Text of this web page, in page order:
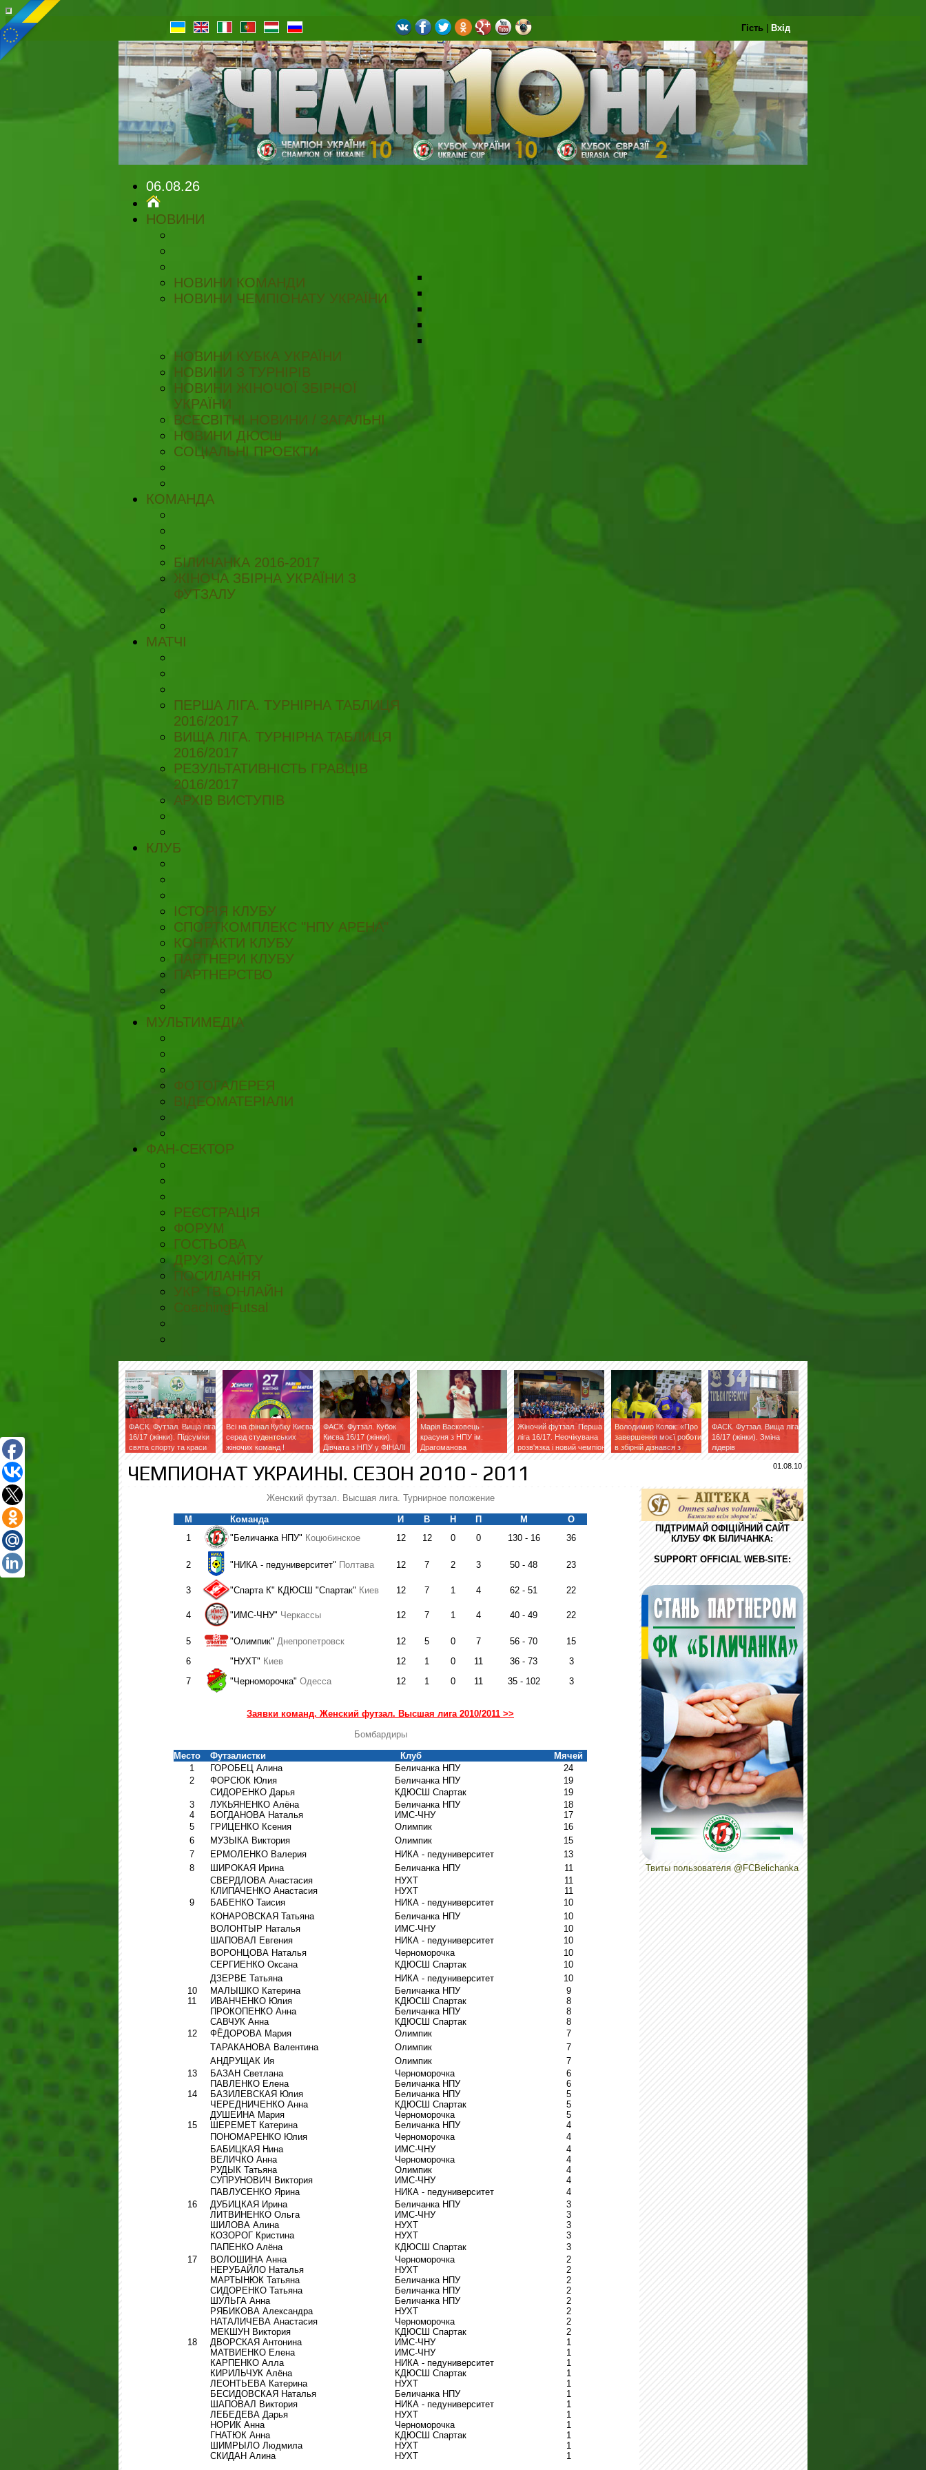
Гість Вхід
06.08.26
НОВИНИ
НОВИНИ КОМАНДИ
НОВИНИ ЧЕМПІОНАТУ УКРАЇНИ
НОВИНИ КУБКА УКРАЇНИ
НОВИНИ З ТУРНІРІВ
НОВИНИ ЖІНОЧОЇ ЗБІРНОЇ
УКРАЇНИ
ВСЕСВІТНІ НОВИНИ / ЗАГАЛЬНІ
НОВИНИ ДЮСШ
СОЦІАЛЬНІ ПРОЕКТИ
КОМАНДА
БІЛИЧАНКА 2016-2017
ЖІНОЧА ЗБІРНА УКРАЇНИ З
ФУТЗАЛУ
МАТЧІ
ПЕРША ЛІГА. ТУРНІРНА ТАБЛИЦЯ
2016/2017
ВИЩА ЛІГА. ТУРНІРНА ТАБЛИЦЯ
2016/2017
РЕЗУЛЬТАТИВНІСТЬ ГРАВЦІВ
2016/2017
АРХІВ ВИСТУПІВ
КЛУБ
ІСТОРІЯ КЛУБУ
СПОРТКОМПЛЕКС "НПУ АРЕНА"
КОНТАКТИ КЛУБУ
ПАРТНЕРИ КЛУБУ
ПАРТНЕРСТВО
МУЛЬТИМЕДІА
ФОТОГАЛЕРЕЯ
ВІДЕОМАТЕРІАЛИ
ФАН-СЕКТОР
РЕЄСТРАЦІЯ
ФОРУМ
ГОСТЬОВА
ДРУЗІ САЙТУ
ПОСИЛАННЯ
УКР ТВ ОНЛАЙН
CoachingFutsal
ФАСК. Футзал. Вища ліга
16/17 (жінки). Підсумки
свята спорту та краси
Всі на фінал Кубку Києва
серед студентських
жіночих команд !
ФАСК. Футзал. Кубок
Києва 16/17 (жінки).
Дівчата з НПУ у ФІНАЛІ
Марія Васковець -
красуня з НПУ ім.
Драгоманова
Жіночий футзал. Перша
ліга 16/17. Неочікувана
розв'язка і новий чемпіон
Володимир Колок: «Про
завершення моєї роботи
в збірній дізнався з
ФАСК. Футзал. Вища ліга
16/17 (жінки). Зміна
лідерів
01.08.10
ЧЕМПИОНАТ УКРАИНЫ. СЕЗОН 2010 - 2011
Женский футзал. Высшая лига. Турнирное положение
М Команда И В Н П M
О
1
"Беличанка НПУ" Коцюбинское 12 12 0 0 130 - 16 36
2 "НИКА - педуниверситет" Полтава 12 7 2 3 50 - 48 23
3 "Спарта К" КДЮСШ "Спартак" Киев 12 7 1 4 62 - 51 22
4 "ИМС-ЧНУ" Черкассы 12 7 1 4 40 - 49 22
5 "Олимпик" Днепропетровск 12 5 0 7 56 - 70
15
6
"НУХТ" Киев 12 1 0 11 36 - 73
3
7
"Черноморочка" Одесса 12 1 0 11 35 - 102 3
Заявки команд. Женский футзал. Высшая лига 2010/2011 >>
Бомбардиры
Место Футзалистки Клуб
Мячей
1
ГОРОБЕЦ Алина Беличанка НПУ
24
2
ФОРСЮК Юлия Беличанка НПУ
19
СИДОРЕНКО Дарья
КДЮСШ Спартак
19
3
ЛУКЬЯНЕНКО Алёна Беличанка НПУ
18
4
БОГДАНОВА Наталья ИМС-ЧНУ
17
5
ГРИЦЕНКО Ксения Олимпик
16
6
МУЗЫКА Виктория Олимпик
15
7
ЕРМОЛЕНКО Валерия НИКА - педуниверситет
13
8
ШИРОКАЯ Ирина Беличанка НПУ
11
СВЕРДЛОВА Анастасия
НУХТ
11
КЛИПАЧЕНКО Анастасия
НУХТ
11
9
БАБЕНКО Таисия НИКА - педуниверситет
10
КОНАРОВСКАЯ Татьяна
Беличанка НПУ
10
ВОЛОНТЫР Наталья
ИМС-ЧНУ
10
ШАПОВАЛ Евгения
НИКА - педуниверситет
10
ВОРОНЦОВА Наталья
Черноморочка
10
СЕРГИЕНКО Оксана
КДЮСШ Спартак
10
ДЗЕРВЕ Татьяна
НИКА - педуниверситет
10
10
МАЛЫШКО Катерина Беличанка НПУ
9
11
ИВАНЧЕНКО Юлия КДЮСШ Спартак
8
ПРОКОПЕНКО Анна
Беличанка НПУ
8
САВЧУК Анна
КДЮСШ Спартак
8
12
ФЁДОРОВА Мария Олимпик
7
ТАРАКАНОВА Валентина
Олимпик
7
АНДРУЩАК Ия
Олимпик
7
13
БАЗАН Светлана Черноморочка
6
ПАВЛЕНКО Елена
Беличанка НПУ
6
14
БАЗИЛЕВСКАЯ Юлия Беличанка НПУ
5
ЧЕРЕДНИЧЕНКО Анна
КДЮСШ Спартак
5
ДУШЕИНА Мария
Черноморочка
5
15
ШЕРЕМЕТ Катерина Беличанка НПУ
4
ПОНОМАРЕНКО Юлия
Черноморочка
4
БАБИЦКАЯ Нина
ИМС-ЧНУ
4
ВЕЛИЧКО Анна
Черноморочка
4
РУДЫК Татьяна
Олимпик
4
СУПРУНОВИЧ Виктория
ИМС-ЧНУ
4
ПАВЛУСЕНКО Ярина
НИКА - педуниверситет
4
16
ДУБИЦКАЯ Ирина Беличанка НПУ
3
ЛИТВИНЕНКО Ольга
ИМС-ЧНУ
3
ШИЛОВА Алина
НУХТ
3
КОЗОРОГ Кристина
НУХТ
3
ПАПЕНКО Алёна
КДЮСШ Спартак
3
17
ВОЛОШИНА Анна Черноморочка
2
НЕРУБАЙЛО Наталья
НУХТ
2
МАРТЫНЮК Татьяна
Беличанка НПУ
2
СИДОРЕНКО Татьяна
Беличанка НПУ
2
ШУЛЬГА Анна
Беличанка НПУ
2
РЯБИКОВА Александра
НУХТ
2
НАТАЛИЧЕВА Анастасия
Черноморочка
2
МЕКШУН Виктория
КДЮСШ Спартак
2
18
ДВОРСКАЯ Антонина ИМС-ЧНУ
1
МАТВИЕНКО Елена
ИМС-ЧНУ
1
КАРПЕНКО Алла
НИКА - педуниверситет
1
КИРИЛЬЧУК Алёна
КДЮСШ Спартак
1
ЛЕОНТЬЕВА Катерина
НУХТ
1
БЕСИДОВСКАЯ Наталья
Беличанка НПУ
1
ШАПОВАЛ Виктория
НИКА - педуниверситет
1
ЛЕБЕДЕВА Дарья
НУХТ
1
НОРИК Анна
Черноморочка
1
ГНАТЮК Анна
КДЮСШ Спартак
1
ШИМРЫЛО Людмила
НУХТ
1
СКИДАН Алина
НУХТ 1
ПІДТРИМАЙ ОФІЦІЙНИЙ САЙТ
КЛУБУ ФК БІЛИЧАНКА:
SUPPORT OFFICIAL WEB-SITE:
Твиты пользователя @FCBelichanka